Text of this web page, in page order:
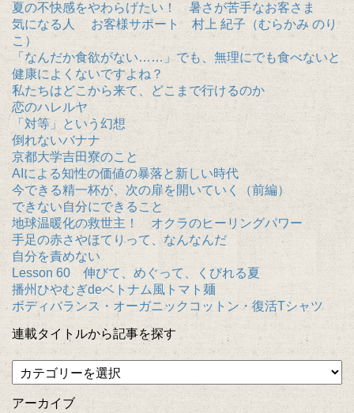
夏の不快感をやわらげたい！ 暑さが苦手なお客さま
気になる人 お客様サポート 村上 紀子（むらかみ のり
こ）
「なんだか食欲がない……」でも、無理にでも食べないと
健康によくないですよね？
私たちはどこから来て、どこまで行けるのか
恋のハレルヤ
「対等」という幻想
倒れないバナナ
京都大学吉田寮のこと
AIによる知性の価値の暴落と新しい時代
今できる精一杯が、次の扉を開いていく（前編）
できない自分にできること
地球温暖化の救世主！ オクラのヒーリングパワー
手足の赤さやほてりって、なんなんだ
自分を責めない
Lesson 60 伸びて、めぐって、くびれる夏
播州ひやむぎdeベトナム風トマト麺
ボディバランス・オーガニックコットン・復活Tシャツ
連載タイトルから記事を探す
アーカイブ